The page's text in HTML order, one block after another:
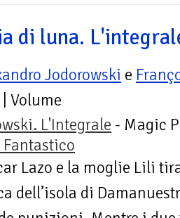
di luna.
Jodorowski e
| Volume
L'Integrale - Magic
Fantastico
Lazo e la moglie Lili
dell’isola di